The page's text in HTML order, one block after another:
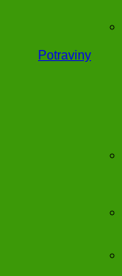
Potraviny